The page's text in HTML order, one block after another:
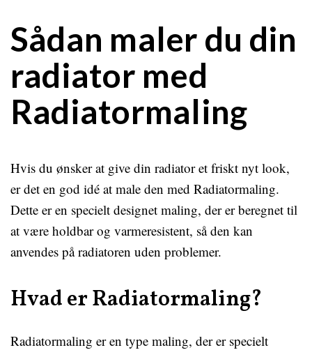
Sådan maler du din
radiator med
Radiatormaling
Hvis du ønsker at give din radiator et friskt nyt look,
er det en god idé at male den med Radiatormaling.
Dette er en specielt designet maling, der er beregnet til
at være holdbar og varmeresistent, så den kan
anvendes på radiatoren uden problemer.
Hvad er Radiatormaling?
Radiatormaling er en type maling, der er specielt